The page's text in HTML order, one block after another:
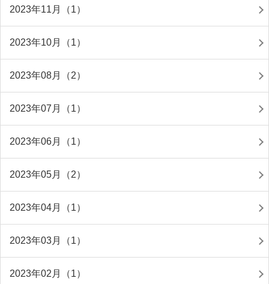
2023年11月（1）
2023年10月（1）
2023年08月（2）
2023年07月（1）
2023年06月（1）
2023年05月（2）
2023年04月（1）
2023年03月（1）
2023年02月（1）